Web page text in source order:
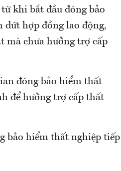
khi bắt đầu đóng bảo
dứt hợp đồng lao động,
mà chưa hưởng trợ cấp
đóng bảo hiểm thất
để hưởng trợ cấp thất
bảo hiểm thất nghiệp tiếp